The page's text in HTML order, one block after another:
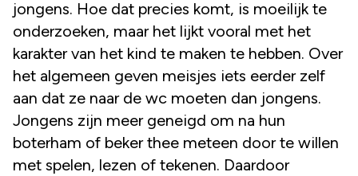
jongens. Hoe dat precies komt, is moeilijk te
onderzoeken, maar het lijkt vooral met het
karakter van het kind te maken te hebben. Over
het algemeen geven meisjes iets eerder zelf
aan dat ze naar de wc moeten dan jongens.
Jongens zijn meer geneigd om na hun
boterham of beker thee meteen door te willen
met spelen, lezen of tekenen. Daardoor